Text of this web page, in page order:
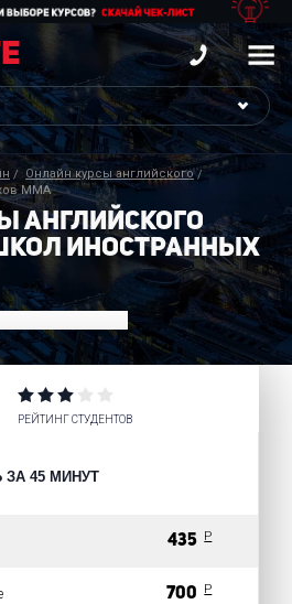
Онлайн курсы английского
ММА
АНГЛИЙСКОГО
ИНОСТРАННЫХ
РЕЙТИНГ СТУДЕНТОВ
45 МИНУТ
435 P
700 P